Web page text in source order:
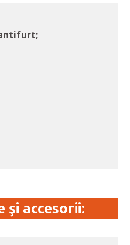
şi accesorii: